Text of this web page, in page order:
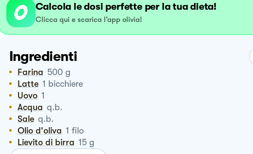
Calcola le dosi perfette per la tua dieta!
Clicca qui e scarica l’app olivia!
Ingredienti
Farina 500 g
Latte 1 bicchiere
Uovo 1
Acqua q.b.
Sale q.b.
Olio d'oliva 1 filo
Lievito di birra 15 g